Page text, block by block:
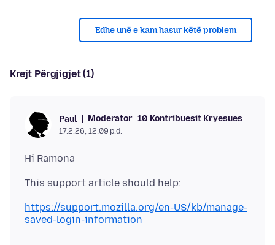
Edhe unë e kam hasur këtë problem
Krejt Përgjigjet (1)
Paul Moderator 10 Kontribuesit Kryesues
17.2.26, 12:09 p.d.
https://support.mozilla.org/en-US/kb/manage-
saved-login-information